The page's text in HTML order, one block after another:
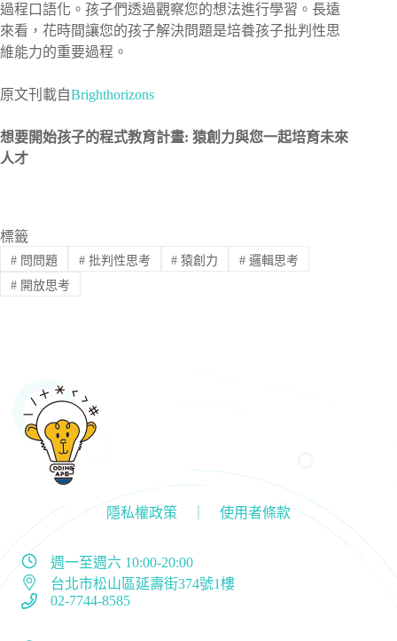
過程口語化。孩子們透過觀察您的想法進行學習。長遠
來看，花時間讓您的孩子解決問題是培養孩子批判性思
維能力的重要過程。
原文刊載自Brighthorizons
想要開始孩子的程式教育計畫: 猿創力與您一起培育未來
人才
標籤
#問問題 #批判性思考 # 猿創力 # 邏輯思考
#開放思考
隱私權政策 ｜ 使用者條款
週一至週六 10:00-20:00
台北市松山區延壽街374號1樓
02-7744-8585